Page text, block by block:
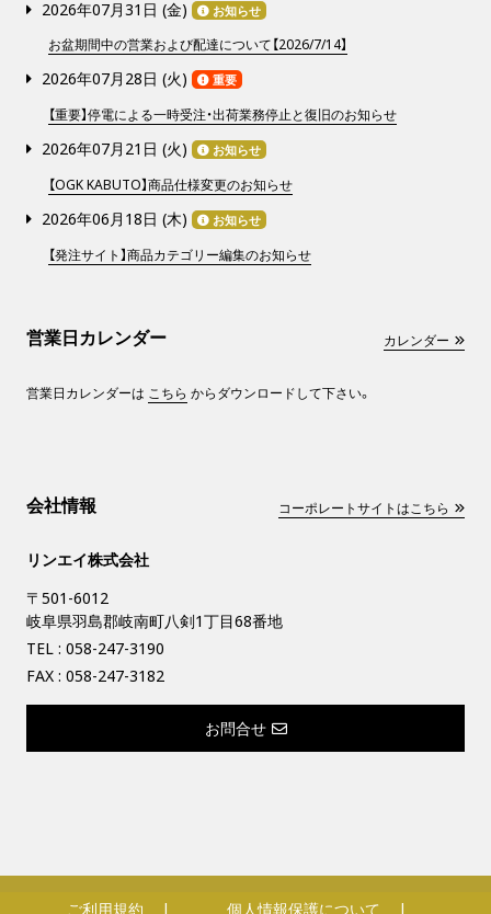
2026年07月31日 (金) お知らせ
お盆期間中の営業および配達について【2026/7/14】
2026年07月28日 (火) 重要
【重要】停電による一時受注・出荷業務停止と復旧のお知らせ
2026年07月21日 (火) お知らせ
【OGK KABUTO】商品仕様変更のお知らせ
2026年06月18日 (木) お知らせ
【発注サイト】商品カテゴリー編集のお知らせ
営業日カレンダー カレンダー
営業日カレンダーは こちら からダウンロードして下さい。
会社情報 コーポレートサイトはこちら
リンエイ株式会社
〒501-6012
岐阜県羽島郡岐南町八剣1丁目68番地
TEL : 058-247-3190
FAX : 058-247-3182
お問合せ
ご利用規約 個人情報保護について